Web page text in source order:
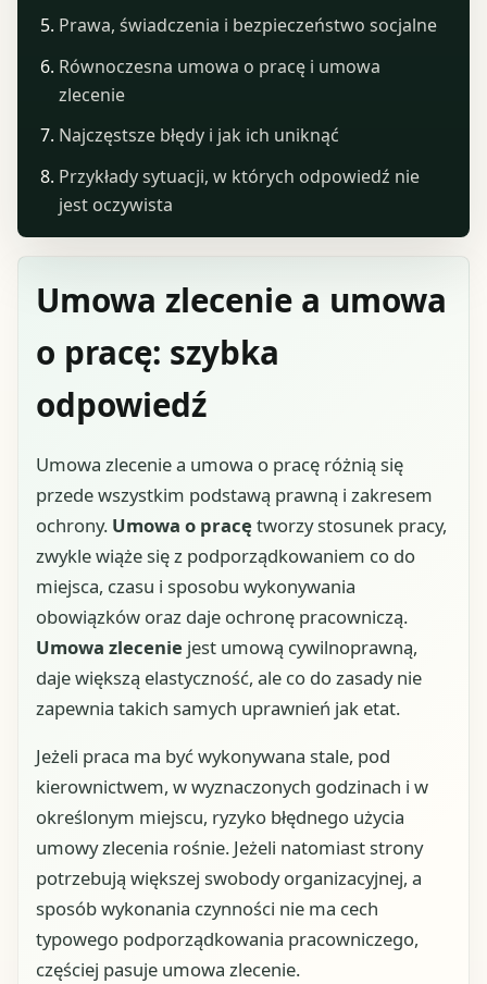
Umowa zlecenie a umowa
o pracę: szybka
odpowiedź
Umowa zlecenie a umowa o pracę różnią się
przede wszystkim podstawą prawną i zakresem
ochrony. Umowa o pracę tworzy stosunek pracy,
zwykle wiąże się z podporządkowaniem co do
miejsca, czasu i sposobu wykonywania
obowiązków oraz daje ochronę pracowniczą.
Umowa zlecenie jest umową cywilnoprawną,
daje większą elastyczność, ale co do zasady nie
zapewnia takich samych uprawnień jak etat.
Jeżeli praca ma być wykonywana stale, pod
kierownictwem, w wyznaczonych godzinach i w
określonym miejscu, ryzyko błędnego użycia
umowy zlecenia rośnie. Jeżeli natomiast strony
potrzebują większej swobody organizacyjnej, a
sposób wykonania czynności nie ma cech
typowego podporządkowania pracowniczego,
częściej pasuje umowa zlecenie.
Prawa, świadczenia i bezpieczeństwo socjalne
Równoczesna umowa o pracę i umowa
zlecenie
Najczęstsze błędy i jak ich uniknąć
Przykłady sytuacji, w których odpowiedź nie
jest oczywista